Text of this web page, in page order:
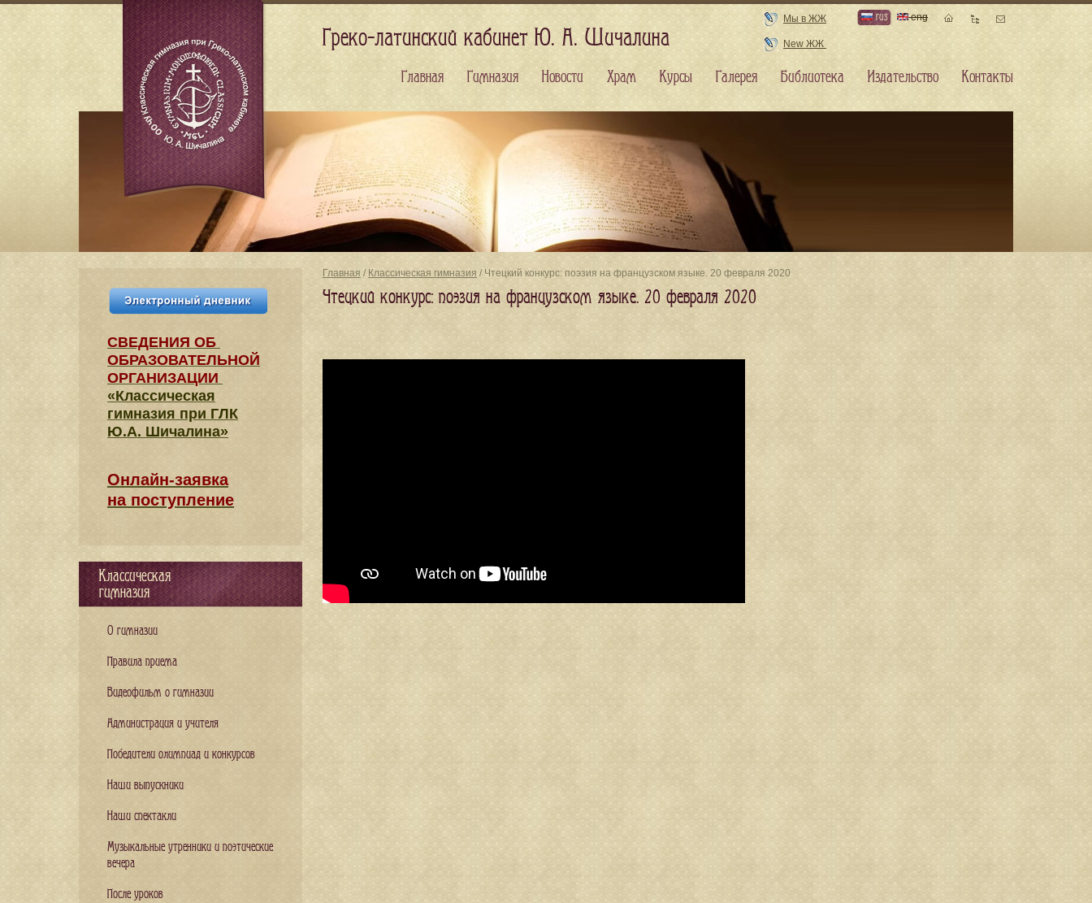
Главная / Классическая гимназия / Чтецкий конкурс: поэзия на французском языке. 20 февраля 2020
Чтецкий конкурс: поэзия на французском языке. 20 февраля 2020
СВЕДЕНИЯ​ ОБ
ОБРАЗОВАТЕЛЬНОЙ
ОРГАНИЗАЦИИ
«Классическая
гимназия при ГЛК
Ю.А. Шичалина»
Онлайн-заявка
на поступление
Классическая
гимназия
О гимназии
Правила приема
Видеофильм о гимназии
Администрация и учителя
Победители олимпиад и конкурсов
Наши выпускники
Наши спектакли
Музыкальные утренники и поэтические
вечера
После уроков
Греко-латинский кабинет Ю. А. Шичалина
Мы в ЖЖ
New ЖЖ
rus eng
Главная Гимназия Новости Храм Курсы Галерея Библиотека Издательство Контакты